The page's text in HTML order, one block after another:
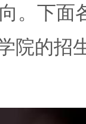
。下面
院的招